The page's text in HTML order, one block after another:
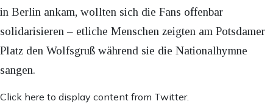
in Berlin ankam, wollten sich die Fans offenbar
solidarisieren – etliche Menschen zeigten am Potsdamer
Platz den Wolfsgruß während sie die Nationalhymne
sangen.
Inhalt
Click here to display content from Twitter.